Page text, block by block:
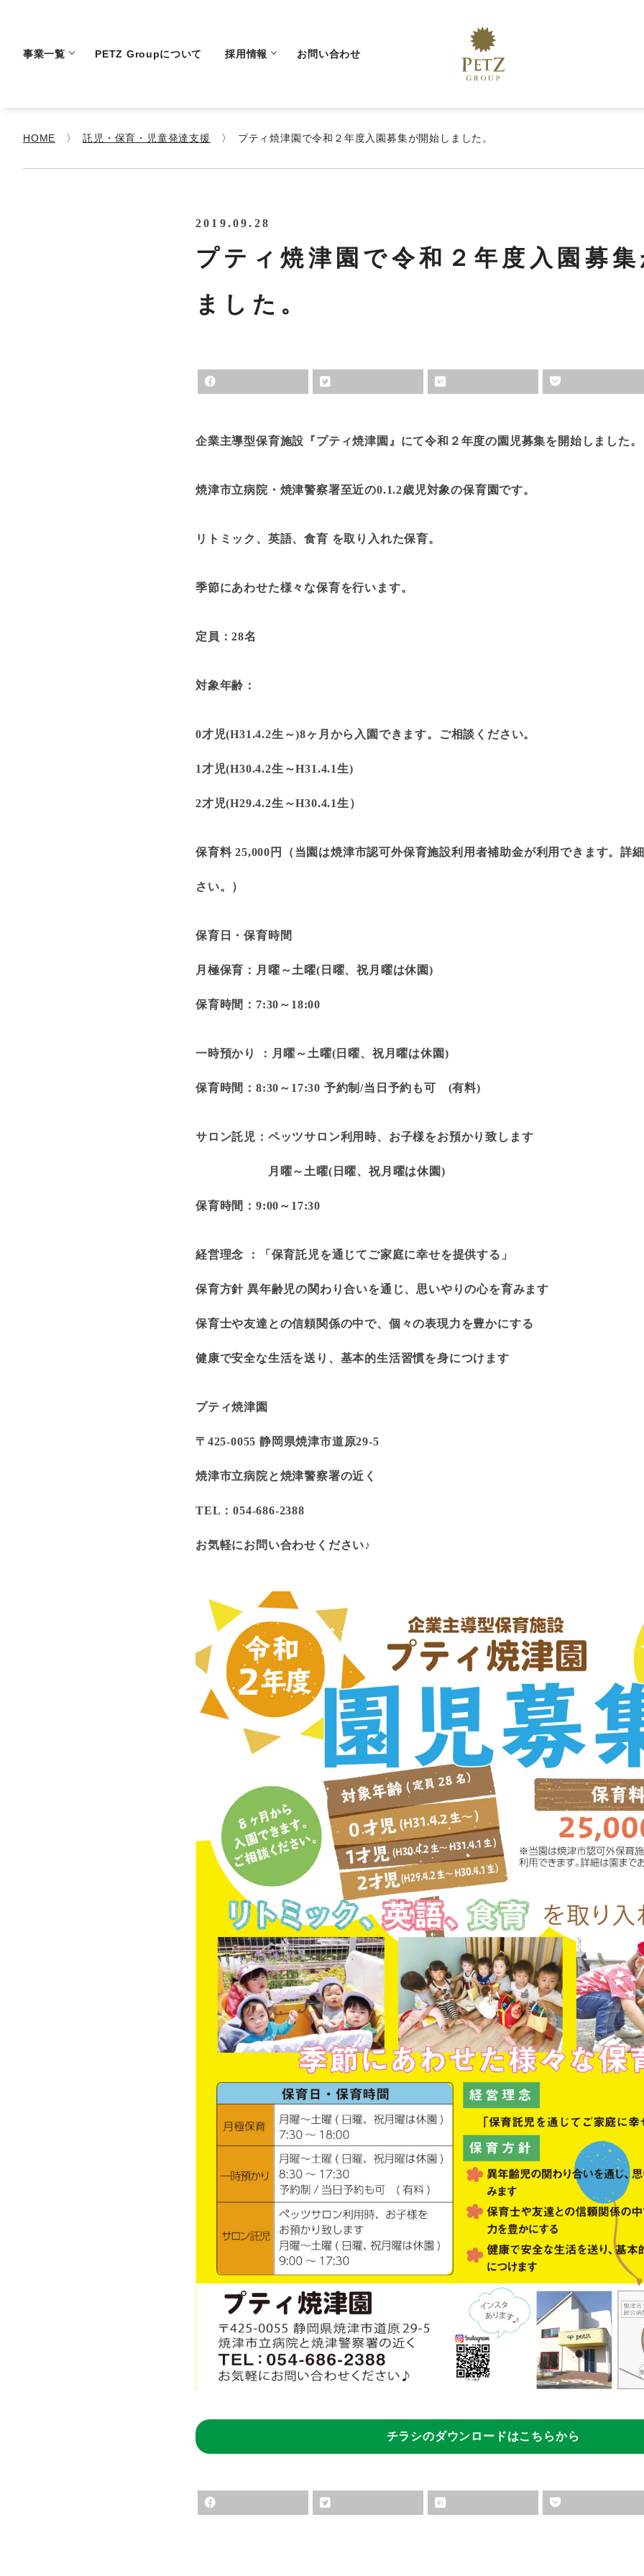
事業一覧 PETZ Groupについて 採用情報 お問い合わせ
HOME 託児・保育・児童発達支援 プティ焼津園で令和２年度入園募集が開始しました。
2019.09.28
プティ焼津園で令和２年度入園募
ました。
企業主導型保育施設『プティ焼津園』にて令和２年度の園児募集を開始しました。
焼津市立病院・焼津警察署至近の0.1.2歳児対象の保育園です。
リトミック、英語、食育 を取り入れた保育。
季節にあわせた様々な保育を行います。
定員：28名
対象年齢：
0才児(H31.4.2生～)8ヶ月から入園できます。ご相談ください。
1才児(H30.4.2生～H31.4.1生)
2才児(H29.4.2生～H30.4.1生）
保育料 25,000円（当園は焼津市認可外保育施設利用者補助金が利用できます。詳
さい。）
保育日・保育時間
月極保育：月曜～土曜(日曜、祝月曜は休園)
保育時間：7:30～18:00
一時預かり ：月曜～土曜(日曜、祝月曜は休園)
保育時間：8:30～17:30 予約制/当日予約も可 (有料)
サロン託児：ペッツサロン利用時、お子様をお預かり致します
月曜～土曜(日曜、祝月曜は休園)
保育時間：9:00～17:30
経営理念 ：「保育託児を通じてご家庭に幸せを提供する」
保育方針 異年齢児の関わり合いを通じ、思いやりの心を育みます
保育士や友達との信頼関係の中で、個々の表現力を豊かにする
健康で安全な生活を送り、基本的生活習慣を身につけます
プティ焼津園
〒425-0055 静岡県焼津市道原29-5
焼津市立病院と焼津警察署の近く
TEL：054-686-2388
お気軽にお問い合わせください♪
チラシのダウンロードはこちらから